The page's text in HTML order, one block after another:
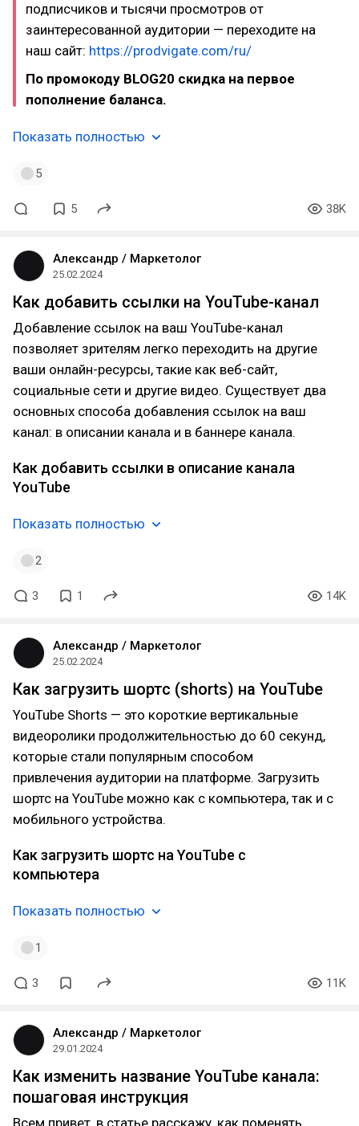
подписчиков и тысячи просмотров от
заинтересованной аудитории — переходите на
наш сайт: https://prodvigate.com/ru/
По промокоду BLOG20 скидка на первое
пополнение баланса.
Показать полностью
5
5 38K
Александр / Маркетолог
25.02.2024
Как добавить ссылки на YouTube-канал
Добавление ссылок на ваш YouTube-канал
позволяет зрителям легко переходить на другие
ваши онлайн-ресурсы, такие как веб-сайт,
социальные сети и другие видео. Существует два
основных способа добавления ссылок на ваш
канал: в описании канала и в баннере канала.
Как добавить ссылки в описание канала
YouTube
Показать полностью
2
3 1 14K
Александр / Маркетолог
25.02.2024
Как загрузить шортс (shorts) на YouTube
YouTube Shorts — это короткие вертикальные
видеоролики продолжительностью до 60 секунд,
которые стали популярным способом
привлечения аудитории на платформе. Загрузить
шортс на YouTube можно как с компьютера, так и с
мобильного устройства.
Как загрузить шортс на YouTube с
компьютера
Показать полностью
1
3 11K
Александр / Маркетолог
29.01.2024
Как изменить название YouTube канала:
пошаговая инструкция
Всем привет, в статье расскажу, как поменять